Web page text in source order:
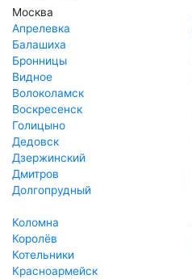
Москва
Апрелевка
Балашиха
Бронницы
Видное
Волоколамск
Воскресенск
Голицыно
Дедовск
Дзержинский
Дмитров
Долгопрудный
Коломна
Королёв
Котельники
Красноармейск